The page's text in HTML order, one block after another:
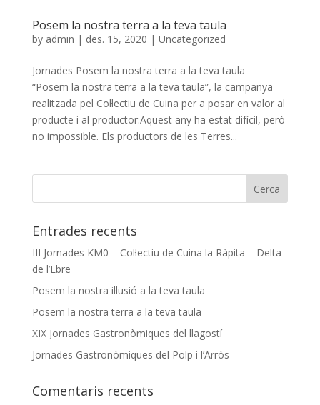
Posem la nostra terra a la teva taula
by admin | des. 15, 2020 | Uncategorized
Jornades Posem la nostra terra a la teva taula
“Posem la nostra terra a la teva taula”, la campanya
realitzada pel Col·lectiu de Cuina per a posar en valor al
producte i al productor.Aquest any ha estat difícil, però
no impossible. Els productors de les Terres...
Entrades recents
III Jornades KM0 – Col·lectiu de Cuina la Ràpita – Delta
de l’Ebre
Posem la nostra il·lusió a la teva taula
Posem la nostra terra a la teva taula
XIX Jornades Gastronòmiques del llagostí
Jornades Gastronòmiques del Polp i l’Arròs
Comentaris recents